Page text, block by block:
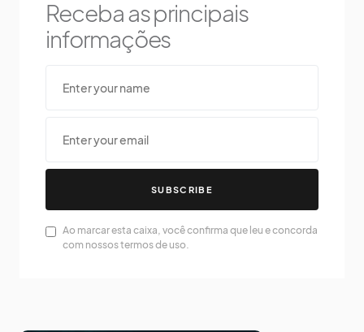
Receba as principais
informações
SUBSCRIBE
Ao marcar esta caixa, você confirma que leu e concorda
com nossos termos de uso.